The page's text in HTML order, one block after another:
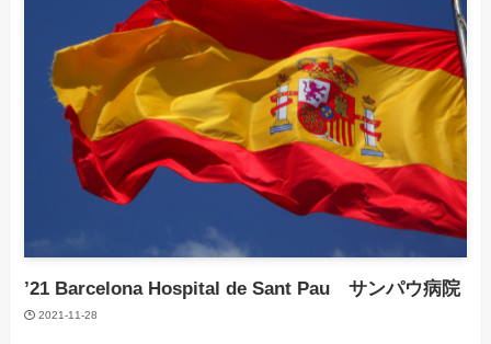
’21 Barcelona Hospital de Sant Pau サンパウ病院
2021-11-28